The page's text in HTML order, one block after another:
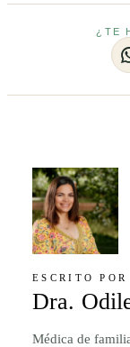
¿TE
ESCRITO POR
Dra.
Médica de